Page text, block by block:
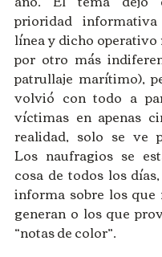
prioridad
línea y dicho operativo
por otro más
patrullaje marítimo),
volvió con todo a
víctimas en apenas
realidad, solo se ve
Los naufragios se
cosa de todos los
informa sobre los que
generan o los que
“notas de color”.